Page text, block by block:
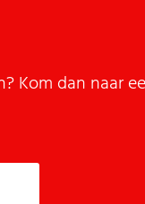
Kom dan naar